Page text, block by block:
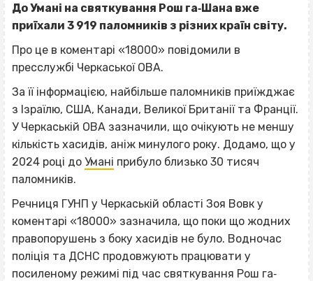
До Умані на святкування Рош га‐Шана вже
приїхали 3 919 паломників з різних країн світу.
Про це в коментарі «18000» повідомили в
пресслужбі Черкаської ОВА.
За її інформацією, найбільше паломників приїжджає
з Ізраїлю, США, Канади, Великої Британії та Франції.
У Черкаській ОВА зазначили, що очікують не меншу
кількість хасидів, аніж минулого року. Додамо, що у
2024 році до Умані прибуло близько 30 тисяч
паломників.
Речниця ГУНП у Черкаській області Зоя Вовк у
коментарі «18000» зазначила, що поки що жодних
правопорушень з боку хасидів не було. Водночас
поліція та ДСНС продовжують працювати у
посиленому режимі під час святкування Рош га‐